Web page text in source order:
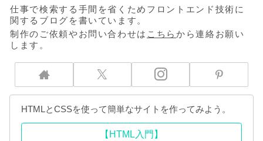
仕事で検索する手間を省くためフロントエンド技術に
関するブログを書いています。
制作のご依頼やお問い合わせは こちらから連絡お願い
します。
HTMLとCSSを使って簡単なサイトを作ってみよう。
【HTML入門】